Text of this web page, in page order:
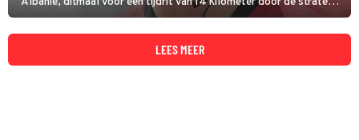
van Tirana.
LEES MEER